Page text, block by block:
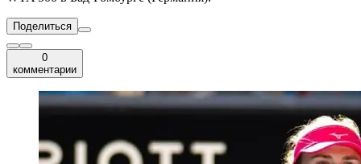
Поделиться
0
комментарии